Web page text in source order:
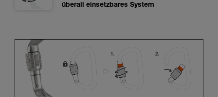
überall einsetzbares System